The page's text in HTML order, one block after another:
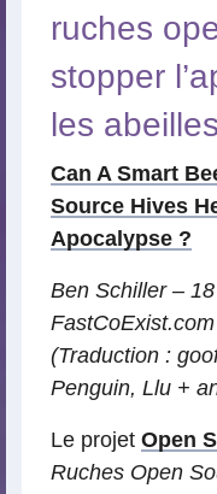
ruches
stopper
les
Can A Smart
Source Hives
Apocalypse ?
Ben Schiller –
FastCoExist.com
(Traduction :
Penguin, Llu +
Le projet Open
Ruches Open